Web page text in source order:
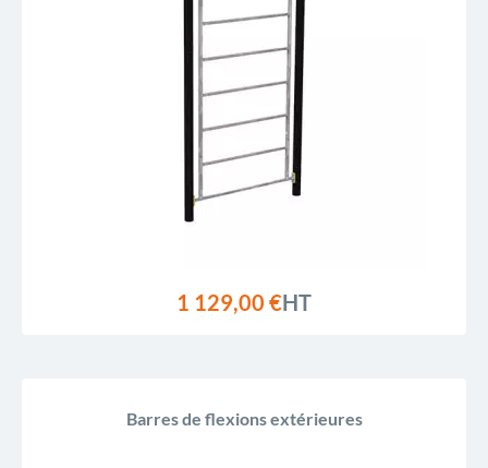
1 129,00 €HT
Barres de flexions extérieures